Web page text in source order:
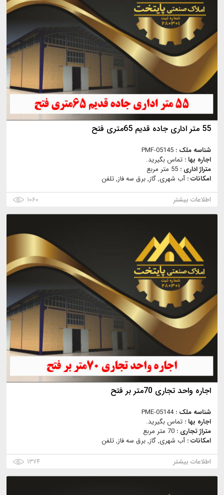
55 متر اداری جاده قدیم 65متری فتح
شناسه ملک : PMF-05145
اجاره بها : تماس بگیرید.
متراژ اداری : 55 متر مربع
امکانات :آب شهری, گاز, برق سه فاز, تلفن
اطلاعات بیشتر
۱۰۶۰
اجاره واحد تجاری 70متر بر فتح
شناسه ملک :PME-05144
اجاره بها : تماس بگیرید.
متراژ تجاری : 70 متر مربع
امکانات :آب شهری, گاز, برق سه فاز, تلفن
اطلاعات بیشتر
۱۳۷۴